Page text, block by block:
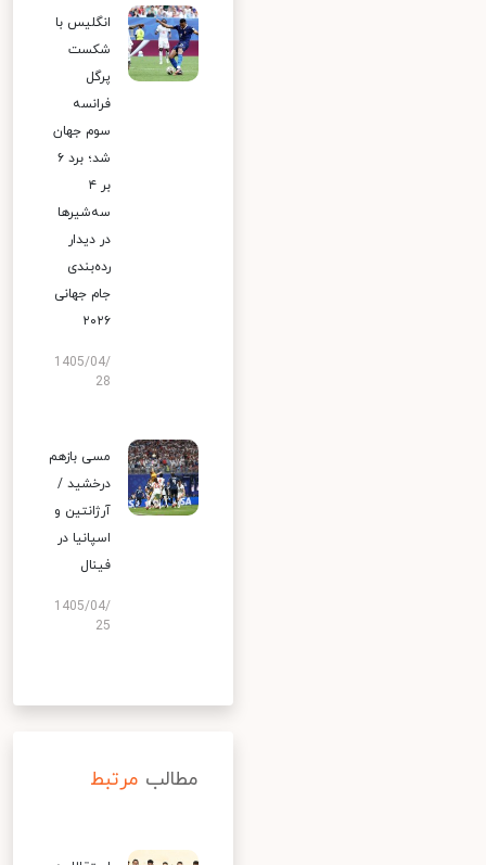
انگلیس با
شکست
پرگل
فرانسه
سوم جهان
شد؛ برد ۶
بر ۴
سه‌شیرها
در دیدار
رده‌بندی
جام جهانی
۲۰۲۶
1405/04/
28
مسی بازهم
درخشید /
آرژانتین و
اسپانیا در
فینال
1405/04/
25
مطالب مرتبط